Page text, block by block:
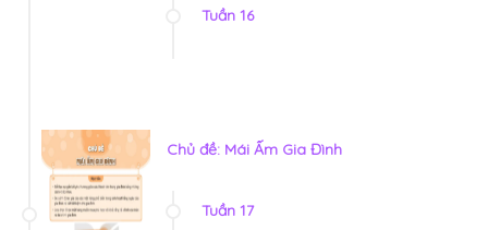
Tuần 16
Chủ đề: Mái Ấm Gia Đình
Tuần 17